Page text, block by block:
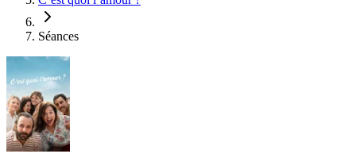
Séances